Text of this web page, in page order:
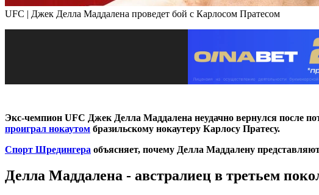
UFC | Джек Делла Маддалена проведет бой с Карлосом Пратесом
Экс-чемпион UFC Джек Делла Маддалена неудачно вернулся после
проиграл нокаутом бразильскому нокаутеру Карлосу Пратесу.
Спорт Шредингера объясняет, почему Делла Маддалену
Делла Маддалена - австралиец в третьем